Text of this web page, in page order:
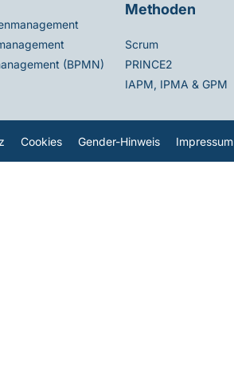
(BPMN)
Methoden
Scrum
PRINCE2
IAPM, IPMA & GPM
Cookies Gender-Hinweis Impressum